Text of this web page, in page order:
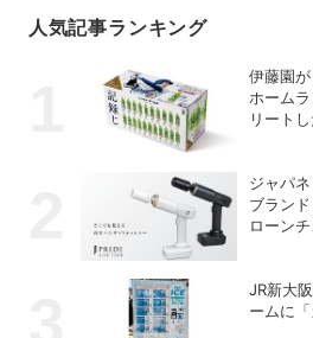
人気記事ランキング
伊藤園
ホーム
リート
ジャパ
ブラン
ローン
JR新大
ームに